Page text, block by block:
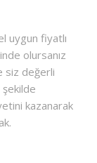
uygun fiyatlı
olursanız
siz değerli
kazanarak